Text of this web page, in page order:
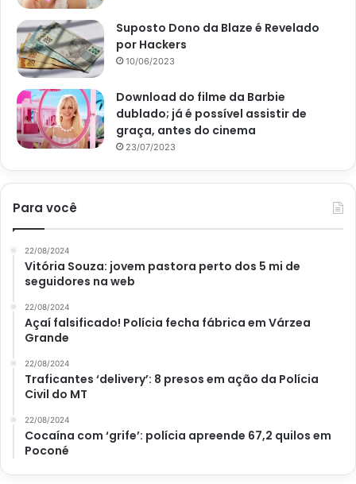
Suposto Dono da Blaze é Revelado
por Hackers
10/06/2023
Download do filme da Barbie
dublado; já é possível assistir de
graça, antes do cinema
23/07/2023
Para você
22/08/2024
Vitória Souza: jovem pastora perto dos 5 mi de
seguidores na web
22/08/2024
Açaí falsificado! Polícia fecha fábrica em Várzea
Grande
22/08/2024
Traficantes ‘delivery’: 8 presos em ação da Polícia
Civil do MT
22/08/2024
Cocaína com ‘grife’: polícia apreende 67,2 quilos em
Poconé